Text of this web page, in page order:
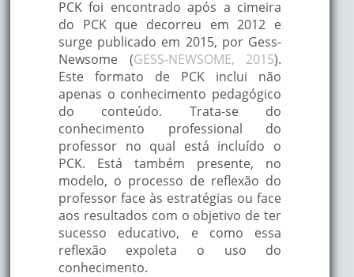
PCK foi encontrado após a cimeira
do PCK que decorreu em 2012 e
surge publicado em 2015, por Gess-
Newsome (GESS-NEWSOME, 2015).
Este formato de PCK inclui não
apenas o conhecimento pedagógico
do conteúdo. Trata-se do
conhecimento professional do
professor no qual está incluído o
PCK. Está também presente, no
modelo, o processo de reflexão do
professor face às estratégias ou face
aos resultados com o objetivo de ter
sucesso educativo, e como essa
reflexão expoleta o uso do
conhecimento.